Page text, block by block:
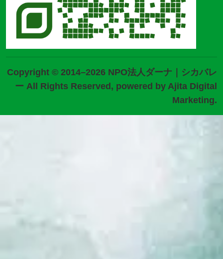
Copyright © 2014–2026 NPO法人ダーナ｜シカバレ
ー All Rights Reserved, powered by Ajita Digital
Marketing.